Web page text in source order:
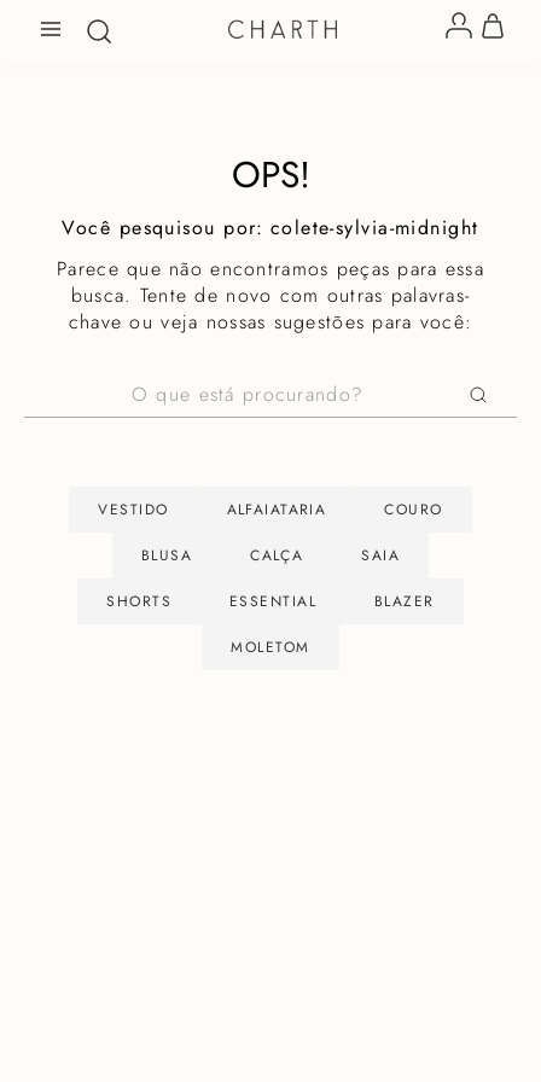
OPS!
colete-sylvia-midnight
Parece que não encontramos peças para essa
busca. Tente de novo com outras palavras-
chave ou veja nossas sugestões para você:
O que está procurando?
VESTIDO ALFAIATARIA COURO
BLUSA CALÇA SAIA
SHORTS ESSENTIAL BLAZER
MOLETOM